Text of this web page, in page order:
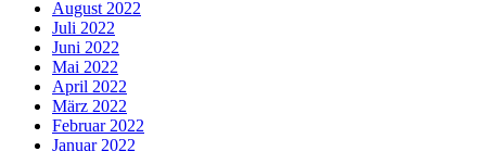
August 2022
Juli 2022
Juni 2022
Mai 2022
April 2022
März 2022
Februar 2022
Januar 2022